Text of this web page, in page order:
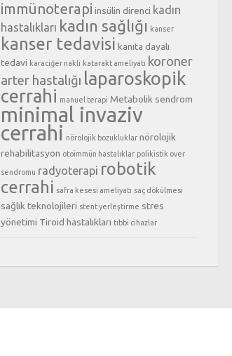
immünoterapi insülin direnci kadın
hastalıkları kadın sağlığı kanser
kanser tedavisi kanıta dayalı
tedavi karaciğer nakli katarakt ameliyatı koroner
arter hastalığı laparoskopik
cerrahi manuel terapi Metabolik sendrom
minimal invaziv
cerrahi nörolojik bozukluklar nörolojik
rehabilitasyon otoimmün hastalıklar polikistik over
sendromu radyoterapi robotik
cerrahi safra kesesi ameliyatı saç dökülmesi
sağlık teknolojileri stent yerleştirme stres
yönetimi Tiroid hastalıkları tıbbi cihazlar